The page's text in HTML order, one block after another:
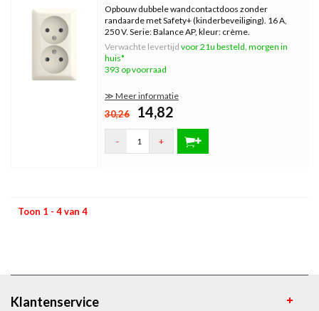
Opbouw dubbele wandcontactdoos zonder
randaarde met Safety+ (kinderbeveiliging). 16 A,
250 V. Serie: Balance AP, kleur: crème.
Verwachte levertijd voor 21u besteld, morgen in
huis*
393 op voorraad
≫ Meer informatie
30,26 14,82
- +
Toon 1 - 4 van 4
Klantenservice